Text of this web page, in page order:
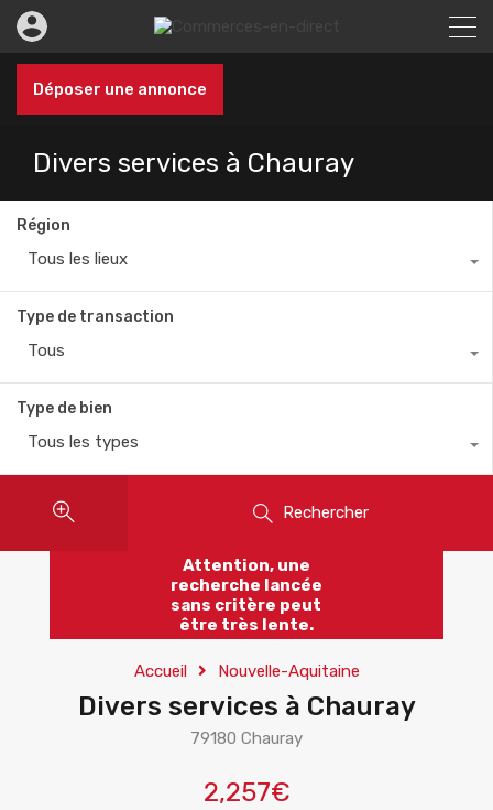
Déposer une annonce
Divers services à Chauray
Région
Tous les lieux
Type de transaction
Tous
Type de bien
Tous les types
Rechercher
Attention, une
recherche lancée
sans critère peut
être très lente.
Accueil Nouvelle-Aquitaine
Divers services à Chauray
79180 Chauray
2,257€